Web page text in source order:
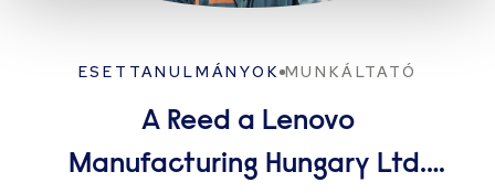
ESETTANULMÁNYOK MUNKÁLTATÓ
A Reed a Lenovo
Manufacturing Hungary Ltd.